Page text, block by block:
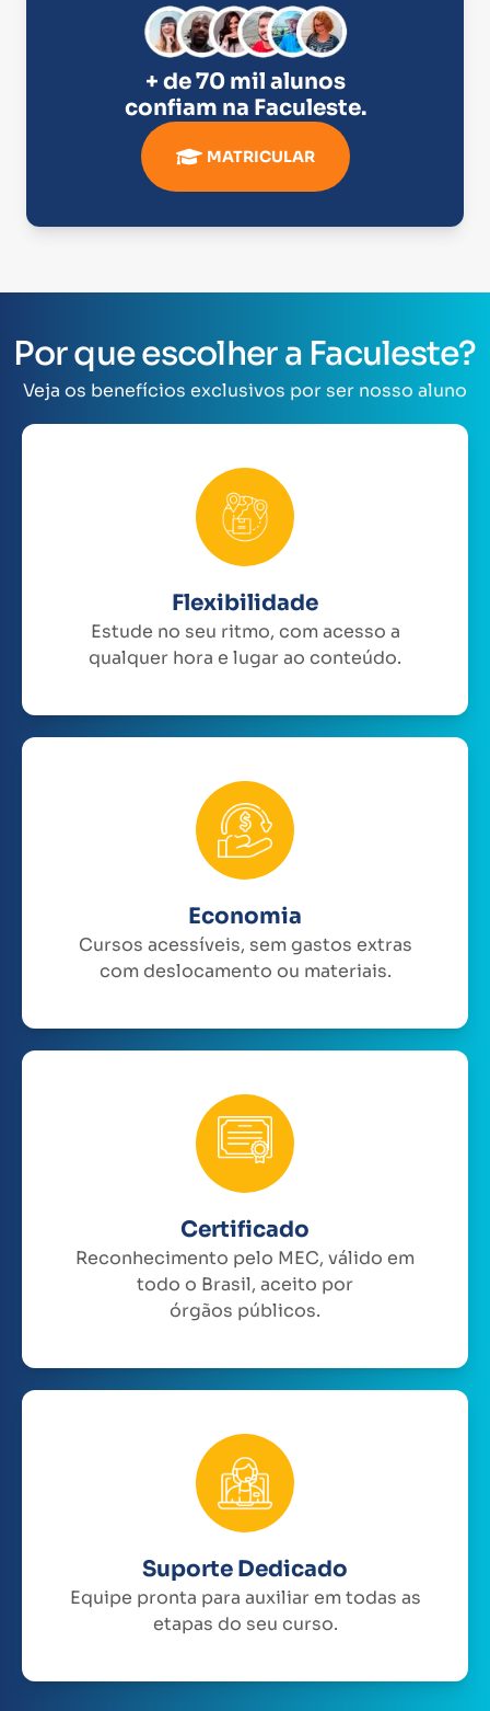
+ de 70 mil alunos
confiam na Faculeste.
MATRICULAR
Por que escolher a Faculeste?
Veja os benefícios exclusivos por ser nosso aluno
Flexibilidade
Estude no seu ritmo, com acesso a
qualquer hora e lugar ao conteúdo.
Economia
Cursos acessíveis, sem gastos extras
com deslocamento ou materiais.
Certificado
Reconhecimento pelo MEC, válido em
todo o Brasil, aceito por
órgãos públicos.
Suporte Dedicado
Equipe pronta para auxiliar em todas as
etapas do seu curso.